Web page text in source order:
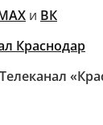
и ВК
Краснодар